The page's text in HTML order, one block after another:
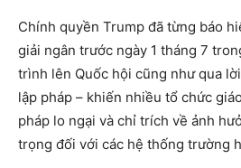
Chính quyền Trump đã từng báo
giải ngân trước ngày 1 tháng 7
trình lên Quốc hội cũng như qua
lập pháp – khiến nhiều tổ chức
pháp lo ngại và chỉ trích về ảnh
trọng đối với các hệ thống trường